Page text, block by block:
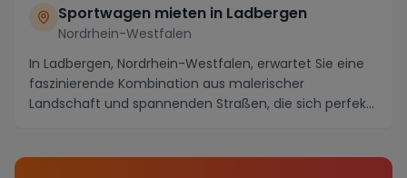
Sportwagen mieten in Ladbergen
Nordrhein-Westfalen
In Ladbergen, Nordrhein-Westfalen, erwartet Sie eine
faszinierende Kombination aus malerischer
Landschaft und spannenden Straßen, die sich perfekt